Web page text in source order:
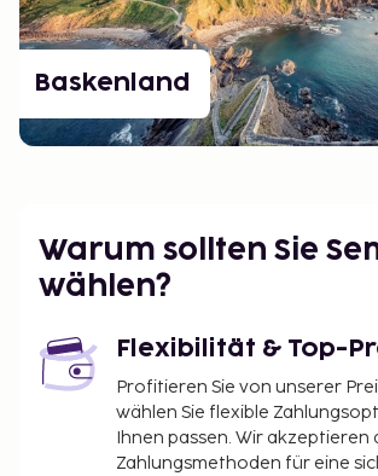
Baskenland
Warum sollten Sie
wählen?
Flexibilität & Top-
Profitieren Sie von unserer
wählen Sie flexible
Ihnen passen. Wir akzeptieren
Zahlungsmethoden für eine